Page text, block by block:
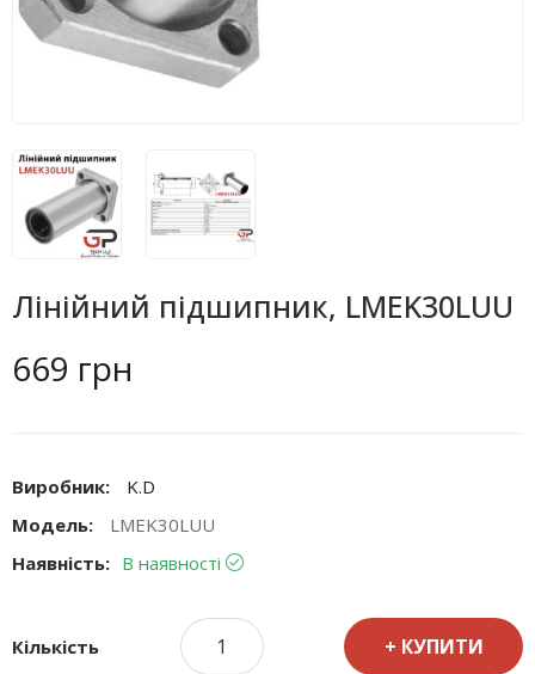
Лінійний підшипник, LMEK30LUU
669 грн
Виробник:
K.D
Модель:
LMEK30LUU
Наявність: В наявності
Кількість КУПИТИ